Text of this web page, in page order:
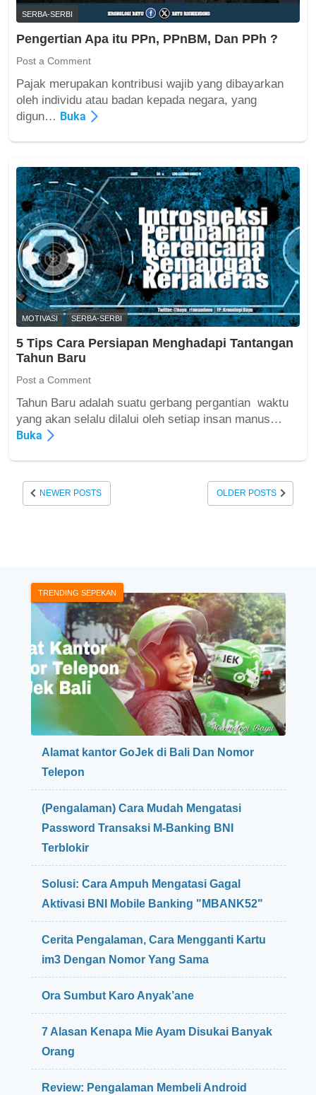
y
e
b
b
,
D
a
p
k
,
d
a
n
P
e
n
c
e
a
a
o
d
V
o
g
g
:
K
e
l
e
b
i
h
a
n
d
a
n
e
k
u
n
g
a
m
R
e
o
m
e
n
a
i
R
e
s
t
r
a
n
SERBA-SERBI
Pengertian Apa itu PPn, PPnBM, Dan PPh ?
Post a Comment
Pajak merupakan kontribusi wajib yang dibayarkan
oleh individu atau badan kepada negara, yang
digun… Buka
P
e
g
r
t
i
a
n
A
p
a
i
t
P
n
P
P
,
D
h
?
MOTIVASI SERBA-SERBI
5 Tips Cara Persiapan Menghadapi Tantangan
Tahun Baru
Post a Comment
Tahun Baru adalah suatu gerbang pergantian waktu
yang akan selalu dilalui oleh setiap insan manus…
Buka
5
T
p
s
C
r
s
i
p
a
n
M
n
g
h
a
d
a
p
T
a
n
t
g
a
n
T
h
n
B
a
NEWER POSTS OLDER POSTS
TRENDING SEPEKAN
Alamat kantor GoJek di Bali Dan Nomor
Telepon
(Pengalaman) Cara Mudah Mengatasi
Password Transaksi M-Banking BNI
Terblokir
Solusi: Cara Ampuh Mengatasi Gagal
Aktivasi BNI Mobile Banking "MBANK52"
Cerita Pengalaman, Cara Mengganti Kartu
im3 Dengan Nomor Yang Sama
Ora Sumbut Karo Anyak’ane
7 Alasan Kenapa Mie Ayam Disukai Banyak
Orang
Review: Pengalaman Membeli Android